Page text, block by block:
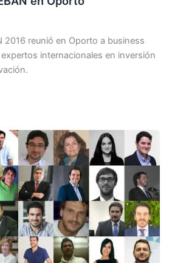
2016 reunió en Oporto a business
internacionales en inversión